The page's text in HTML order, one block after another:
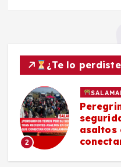
¿Te lo
2
asaltos